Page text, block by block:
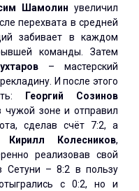
Шамолин увеличил
перехвата в средней
забивает в каждом
команды. Затем
– мастерский
И после этого
Георгий Созинов
зоне и отправил
сделав счёт 7:2, а
Кирилл Колесников,
реализовав свой
Сетуни – 8:2 в пользу
с 0:2, но и